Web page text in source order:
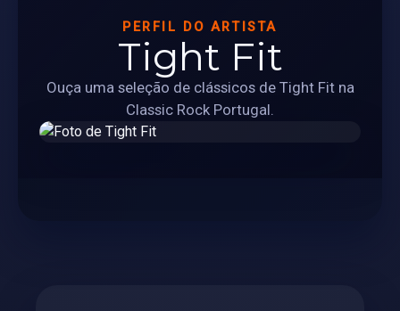
PERFIL DO ARTISTA
Tight Fit
Ouça uma seleção de clássicos de Tight Fit na
Classic Rock Portugal.